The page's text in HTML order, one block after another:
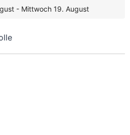
- Mittwoch 19. August